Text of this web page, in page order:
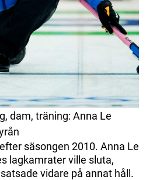
dam, träning: Anna Le
säsongen 2010. Anna Le
lagkamrater ville sluta,
vidare på annat håll.